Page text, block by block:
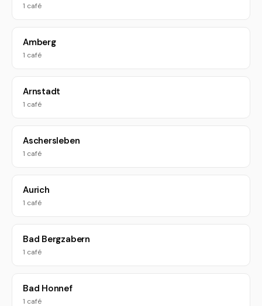
1 café
Amberg
1 café
Arnstadt
1 café
Aschersleben
1 café
Aurich
1 café
Bad Bergzabern
1 café
Bad Honnef
1 café